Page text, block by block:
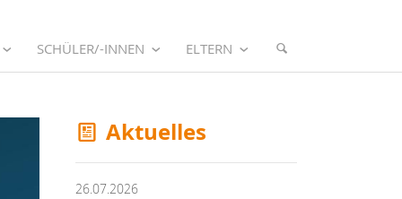
SCHÜLER/-INNEN ELTERN
Aktuelles
26.07.2026